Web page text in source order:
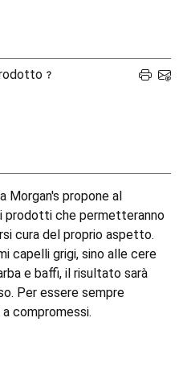
Morgan's propone al
prodotti che permetteranno
cura del proprio aspetto.
capelli grigi, sino alle cere
e baffi, il risultato sarà
Per essere sempre
compromessi.